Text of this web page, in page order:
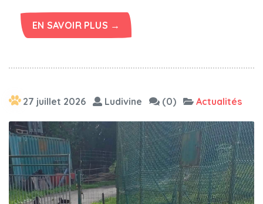
EN SAVOIR PLUS →
27 juillet 2026 Ludivine (0) Actualités